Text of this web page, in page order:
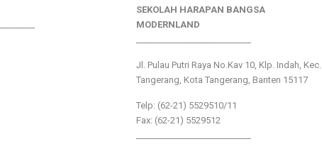
SEKOLAH HARAPAN BANGSA
MODERNLAND
Jl. Pulau Putri Raya No.Kav 10, Klp. Indah, Kec.
Tangerang, Kota Tangerang, Banten 15117
Telp: (62-21) 5529510/11
Fax: (62-21) 5529512